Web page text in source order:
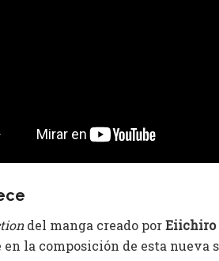
del manga creado porEiichiro
en la composición de esta nueva